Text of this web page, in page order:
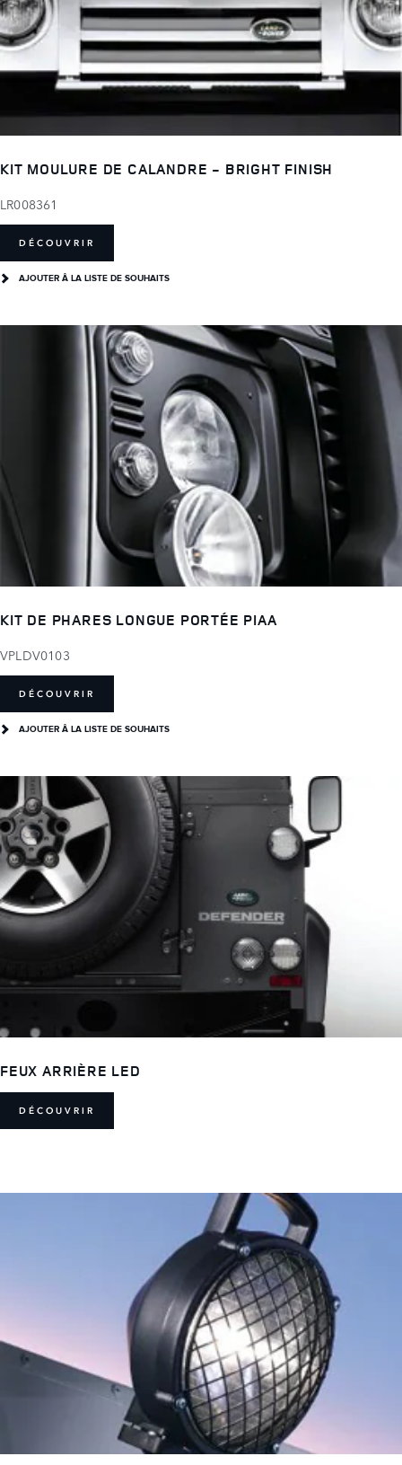
KIT MOULURE DE CALANDRE - BRIGHT FINISH
LR008361
DÉCOUVRIR
AJOUTER Â LA LISTE DE SOUHAITS
KIT DE PHARES LONGUE PORTÉE PIAA
VPLDV0103
DÉCOUVRIR
AJOUTER Â LA LISTE DE SOUHAITS
FEUX ARRIÈRE LED
DÉCOUVRIR